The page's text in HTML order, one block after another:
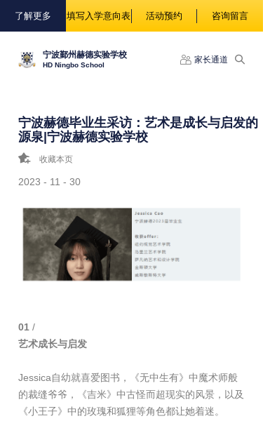
了解更多 填写入学意向表 活动预约 咨询留言
宁波鄞州赫德实验学校
HD Ningbo School
家长通道
宁波赫德毕业生采访：艺术是成长与启发的
源泉|宁波赫德实验学校
收藏本页
2023 - 11 - 30
01 /
艺术成长与启发
Jessica自幼就喜爱图书，《无中生有》中魔术师般
的裁缝爷爷，《吉米》中古怪而超现实的风景，以及
《小王子》中的玫瑰和狐狸等角色都让她着迷。